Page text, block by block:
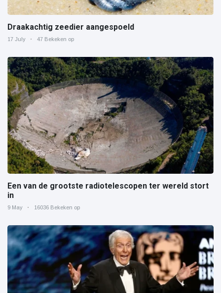
Draakachtig zeedier aangespoeld
17 July 47 Bekeken op
Een van de grootste radiotelescopen ter wereld stort
in
9 May 16036 Bekeken op